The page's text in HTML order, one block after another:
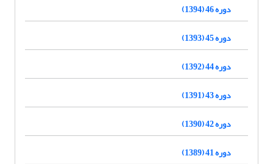
دوره 46 (1394)
دوره 45 (1393)
دوره 44 (1392)
دوره 43 (1391)
دوره 42 (1390)
دوره 41 (1389)